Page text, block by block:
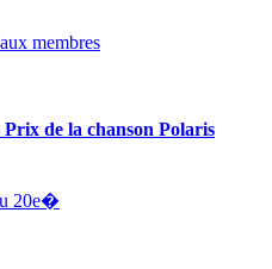
membres
de la chanson Polaris
20e�